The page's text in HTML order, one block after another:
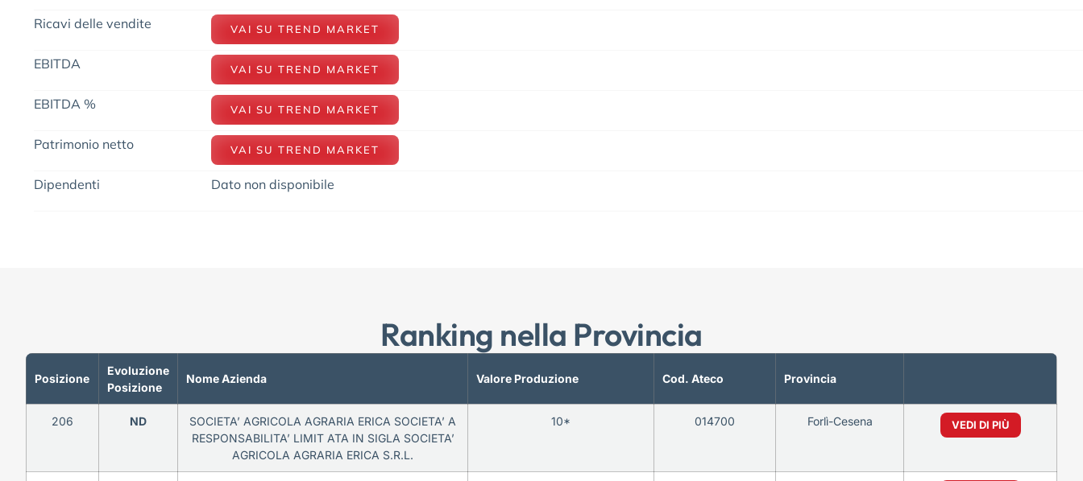
Ricavi delle vendite VAI SU TREND MARKET
EBITDA VAI SU TREND MARKET
EBITDA % VAI SU TREND MARKET
Patrimonio netto VAI SU TREND MARKET
Dipendenti Dato non disponibile
Ranking nella Provincia
Posizione
Evoluzione
Posizione
Nome Azienda Valore Produzione Cod. Ateco Provincia
206 ND
SOCIETA’ AGRICOLA AGRARIA ERICA SOCIETA’ A
RESPONSABILITA’ LIMIT ATA IN SIGLA SOCIETA’
AGRICOLA AGRARIA ERICA S.R.L.
10* 014700 Forlì-Cesena VEDI DI PIÙ